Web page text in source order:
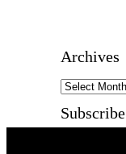
Archives
Subscribe